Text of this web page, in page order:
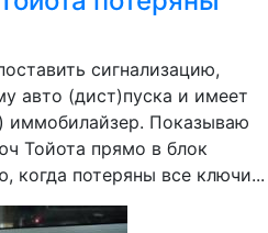
сигнализацию,
авто (дист)пуска и имеет
иммобилайзер. Показываю
Тойота прямо в блок
когда потеряны все ключи...